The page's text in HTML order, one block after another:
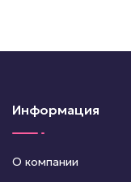
Информация
О компании